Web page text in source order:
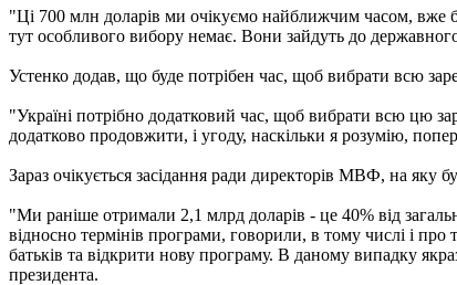
"Ці 700 млн доларів ми очікуємо найближчим часом,
тут особливого вибору немає. Вони зайдуть до
Устенко додав, що буде потрібен час, щоб вибрати всю
"Україні потрібно додатковий час, щоб вибрати всю цю
додатково продовжити, і угоду, наскільки я розумію,
Зараз очікується засідання ради директорів МВФ, на яку
"Ми раніше отримали 2,1 млрд доларів - це 40% від
відносно термінів програми, говорили, в тому числі і
батьків та відкрити нову програму. В даному випадку
президента.